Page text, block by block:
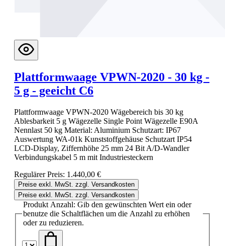
Plattformwaage VPWN-2020 - 30 kg -
5 g - geeicht C6
Plattformwaage VPWN-2020 Wägebereich bis 30 kg
Ablesbarkeit 5 g Wägezelle Single Point Wägezelle E90A
Nennlast 50 kg Material: Aluminium Schutzart: IP67
Auswertung WA-01k Kunststoffgehäuse Schutzart IP54
LCD-Display, Ziffernhöhe 25 mm 24 Bit A/D-Wandler
Verbindungskabel 5 m mit Industriesteckern
Regulärer Preis: 1.440,00 €
Preise exkl. MwSt. zzgl. Versandkosten
Preise exkl. MwSt. zzgl. Versandkosten
Produkt Anzahl: Gib den gewünschten Wert ein oder
benutze die Schaltflächen um die Anzahl zu erhöhen
oder zu reduzieren.